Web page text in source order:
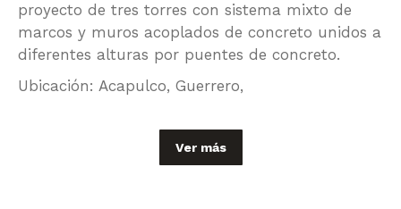
proyecto de tres torres con sistema mixto de
marcos y muros acoplados de concreto unidos a
diferentes alturas por puentes de concreto.
Ubicación: Acapulco, Guerrero,
Ver más